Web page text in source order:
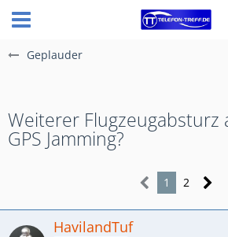
Geplauder
Weiterer Flugzeugabsturz
GPS Jamming?
1 2
HavilandTuf